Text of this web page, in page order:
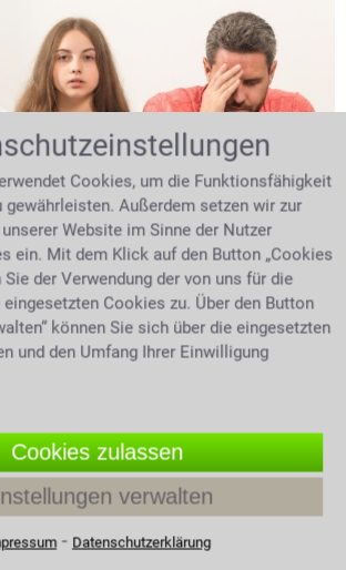
05.08.2026
der Vaterschaft: Was
an der biologischen Vaterschaft,
Test verlangen, wie wird er
wer trägt die Kosten? Sind
zulässig? Wer kann die
anfechten, welche Fristen
Folgen hat eine erfolgreiche
Cookies, um die Funktionsfähigkeit
gewährleisten. Außerdem setzen wir zur
Website im Sinne der Nutzer
ein. Mit dem Klick auf den Button „Cookies
der Verwendung der von uns für die
Cookies zu. Über den Button
können Sie sich über die eingesetzten
und den Umfang Ihrer Einwilligung
Cookies zulassen
verwalten
⁃ Datenschutzerklärung